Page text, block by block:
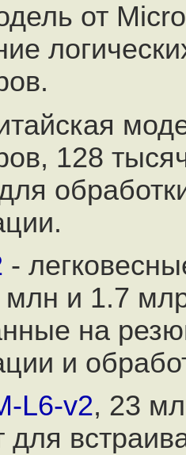
от
128
-
и 1.7
на
и
L6-v2, 23
для